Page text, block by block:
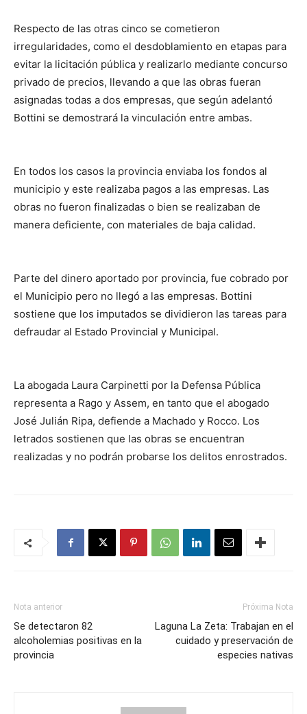
Respecto de las otras cinco se cometieron
irregularidades, como el desdoblamiento en etapas para
evitar la licitación pública y realizarlo mediante concurso
privado de precios, llevando a que las obras fueran
asignadas todas a dos empresas, que según adelantó
Bottini se demostrará la vinculación entre ambas.
En todos los casos la provincia enviaba los fondos al
municipio y este realizaba pagos a las empresas. Las
obras no fueron finalizadas o bien se realizaban de
manera deficiente, con materiales de baja calidad.
Parte del dinero aportado por provincia, fue cobrado por
el Municipio pero no llegó a las empresas. Bottini
sostiene que los imputados se dividieron las tareas para
defraudar al Estado Provincial y Municipal.
La abogada Laura Carpinetti por la Defensa Pública
representa a Rago y Assem, en tanto que el abogado
José Julián Ripa, defiende a Machado y Rocco. Los
letrados sostienen que las obras se encuentran
realizadas y no podrán probarse los delitos enrostrados.
Nota anterior
Se detectaron 82
alcoholemias positivas en la
provincia
Próxima Nota
Laguna La Zeta: Trabajan en el
cuidado y preservación de
especies nativas